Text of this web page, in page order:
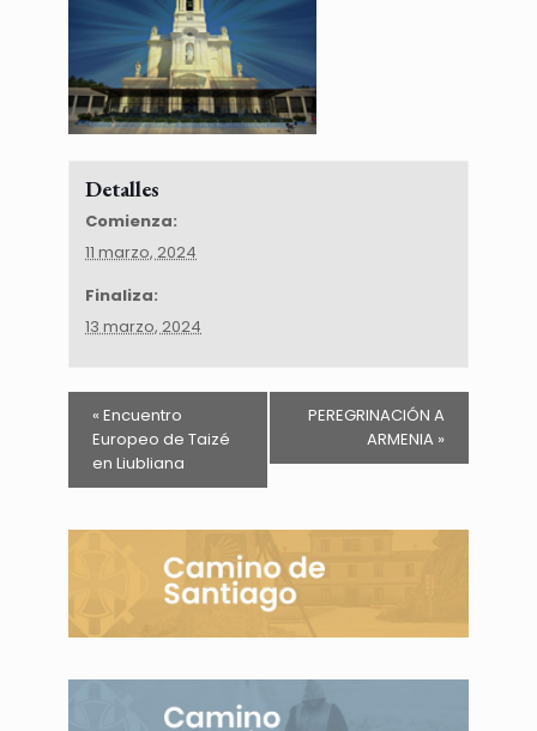
Detalles
Comienza:
11 marzo, 2024
Finaliza:
13 marzo, 2024
« Encuentro
Europeo de Taizé
en Liubliana
PEREGRINACIÓN A
ARMENIA »